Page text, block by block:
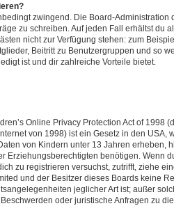
zwingend. Die Board-Administration
zu schreiben. Auf jeden Fall erhältst du
nicht zur Verfügung stehen: zum
Beitritt zu Benutzergruppen und so
ist und dir zahlreiche Vorteile bietet.
Online Privacy Protection Act of 1998
von 1998) ist ein Gesetz in den USA,
von Kindern unter 13 Jahren erheben,
Erziehungsberechtigten benötigen. Wenn
zu registrieren versuchst, zutrifft, ziehe
und der Besitzer dieses Boards keine
jeglicher Art ist; außer
oder juristische Anfragen zu